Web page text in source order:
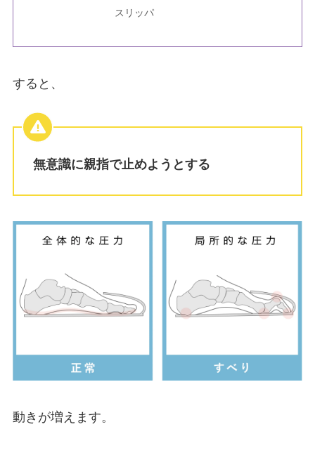
スリッパ
すると、
無意識に親指で止めようとする
動きが増えます。